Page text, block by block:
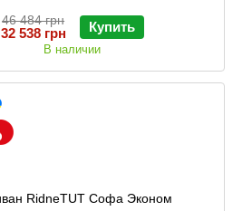
46 484 грн
32 538 грн Купить
В наличии